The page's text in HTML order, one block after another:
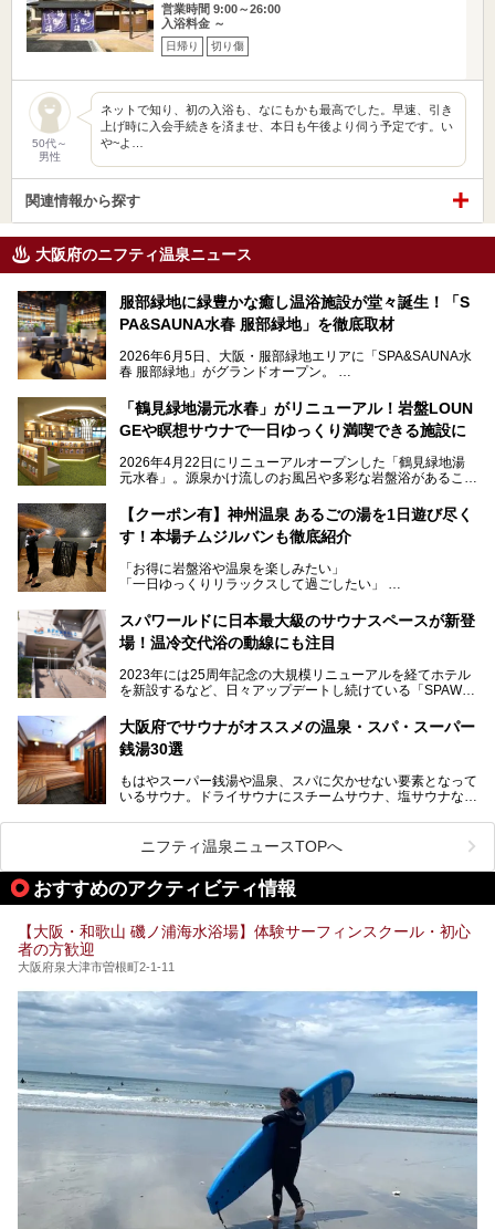
営業時間 9:00～26:00
入浴料金 ～
日帰り 切り傷
50代～
男性
ネットで知り、初の入浴も、なにもかも最高でした。早速、引き
上げ時に入会手続きを済ませ、本日も午後より伺う予定です。い
や~よ…
関連情報から探す
大阪府のニフティ温泉ニュース
服部緑地に緑豊かな癒し温浴施設が堂々誕生！「S
PA&SAUNA水春 服部緑地」を徹底取材
2026年6月5日、大阪・服部緑地エリアに「SPA&SAUNA水
春 服部緑地」がグランドオープン。
当初の計画から約5年の時を経て誕生した本施設は、温泉・
サウナ・岩盤浴・フィットネス・ラウンジ・レストランなど
を融合した、これまでの“水春”のイメージをさらに進化させ
今回はオープン前の内覧会に参加し、館内のこだわりポイン
サウナー注目の3種のサウナや160cmの深水風呂、没入感の
高い岩盤浴エリア、日本最大の台数を誇る最新AIフィットネ
スマシンなど、見どころ満載の館内を詳しくご紹介します。
「鶴見緑地湯元水春」がリニューアル！岩盤LOUN
GEや瞑想サウナで一日ゆっくり満喫できる施設に
2026年4月22日にリニューアルオープンした「鶴見緑地湯
元水春」。源泉かけ流しのお風呂や多彩な岩盤浴があること
に“一日中くつろげる場所”としてパワーアップしています。
今回のリニューアルでは、新たに登場した瞑想サウナをはじ
見どころが盛りだくさん。日常の疲れを癒やしたい方はもち
ろん、休日にゆったり過ごしたい方にもぴったりの内容とな
本記事では、そんなリニューアル後の注目ポイントを詳しく
紹介します。これから「鶴見緑地湯元水春」に訪れる方や、
い。
【クーポン有】神州温泉 あるごの湯を1日遊び尽く
す！本場チムジルバンも徹底紹介
「お得に岩盤浴や温泉を楽しみたい」
「一日ゆっくりリラックスして過ごしたい」
利用できる「神州温泉 あるごの湯」です。
あるごの湯は、大阪府豊中市にある日帰り温浴施設で、阪急
チムジルバン（岩盤浴）を中心に、発汗・リラックス・漫画
タイムまで満喫できる長時間滞在型の施設なので、一日中ゆ
る迫力ある熱波パフォーマンスも毎日行われており、“とと
のう”体験をしっかり楽しめるのもポイントです。
ケやボウリングといった遊び場もあり、友人同士やカップル
で“遊び+癒し”の一日を過ごすのにもぴったり。
処にいたるまで魅力をたっぷり堪能してきたので、その全容
スパワールドに日本最大級のサウナスペースが新登
場！温冷交代浴の動線にも注目
2023年には25周年記念の大規模リニューアルを経てホテル
を新設するなど、日々アップデートし続けている「SPAWO
そんなスパワールドが2025年11月15日（土）に、新たな浴
室や日本最大級140人収容の大規模サウナを携えてリニュー
アルオープン！浴室である4F・6Fそれぞれにリニューアル
大規模リニューアルの全容を確認すべく、リニューアルプレ
オープンイベントに行ってきました！今回はそのリニューア
大阪府でサウナがオススメの温泉・スパ・スーパー
銭湯30選
もはやスーパー銭湯や温泉、スパに欠かせない要素となって
いるサウナ。ドライサウナにスチームサウナ、塩サウナな
ペース、ロウリュウなど、心ゆくまで楽しむためのサービス
が充実した施設も多くみられます。
今回はそんなサウナにこだわった、大阪府内のオススメ温
泉・銭湯・スパを30件紹介したいと思います！
ニフティ温泉ニュースTOPへ
おすすめのアクティビティ情報
【大阪・和歌山 磯ノ浦海水浴場】体験サーフィンスクール・初心
者の方歓迎
大阪府泉大津市曽根町2-1-11